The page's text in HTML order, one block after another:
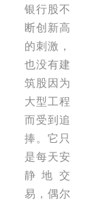
银行股不
断创新高
的刺激，
也没有建
筑股因为
大型工程
而受到追
捧。它只
是每天安
静地交
易，偶尔